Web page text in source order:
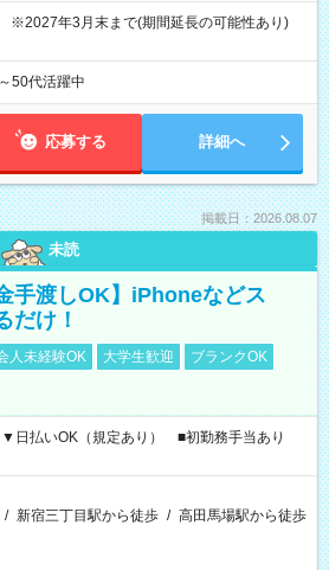
※2027年3月末まで(期間延長の可能性あり)
50代活躍中
応募する 詳細へ
掲載日：2026.08.07
未読
手渡しOK】iPhoneなどス
だけ！
人未経験OK 大学生歓迎
ブランクOK
日払いOK（規定あり） ■初勤務手当あり
/ 新宿三丁目駅から徒歩 / 高田馬場駅から徒歩